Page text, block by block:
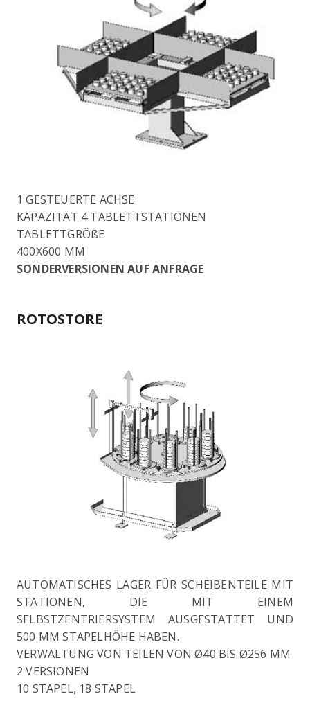
1 GESTEUERTE ACHSE
KAPAZITÄT 4 TABLETTSTATIONEN
TABLETTGRÖßE
400X600 MM
SONDERVERSIONEN AUF ANFRAGE
ROTOSTORE
AUTOMATISCHES LAGER FÜR SCHEIBENTEILE MIT
STATIONEN, DIE MIT EINEM
SELBSTZENTRIERSYSTEM AUSGESTATTET UND
500 MM STAPELHÖHE HABEN.
VERWALTUNG VON TEILEN VON Ø40 BIS Ø256 MM
2 VERSIONEN
10 STAPEL, 18 STAPEL